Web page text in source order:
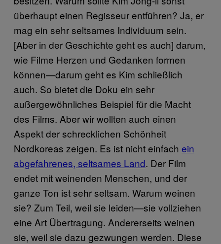
überhaupt einen Regisseur entführen? Ja, er
mag ein sehr seltsames Individuum sein.
[Aber in der Geschichte geht es auch] darum,
wie Filme Herzen und Gedanken formen
können—darum geht es Kim schließlich
auch. So bietet die Doku ein sehr
außergewöhnliches Beispiel für die Macht
des Films. Aber wir wollten auch einen
Aspekt der schrecklichen Schönheit
Nordkoreas zeigen. Es ist nicht einfach ein
abgefahrenes, seltsames Land. Der Film
endet mit weinenden Menschen, und der
ganze Ton ist sehr seltsam. Warum weinen
sie? Zum Teil, weil sie leiden—sie vollziehen
eine Art Übertragung. Andererseits weinen
sie, weil sie dazu gezwungen werden. Diese